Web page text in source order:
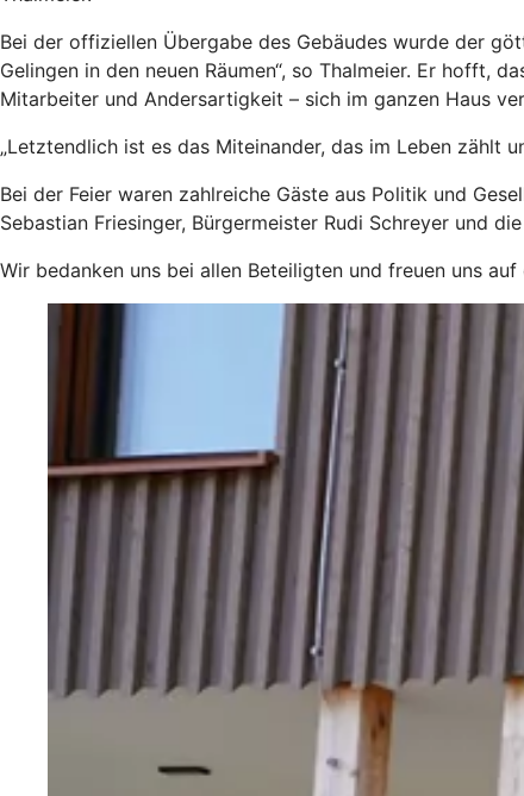
Bei der offiziellen Übergabe des Gebäudes wurde der
Gelingen in den neuen Räumen“, so Thalmeier. Er hofft,
Mitarbeiter und Andersartigkeit – sich im ganzen Haus
„Letztendlich ist es das Miteinander, das im Leben zählt
Bei der Feier waren zahlreiche Gäste aus Politik und
Sebastian Friesinger, Bürgermeister Rudi Schreyer und
Wir bedanken uns bei allen Beteiligten und freuen uns